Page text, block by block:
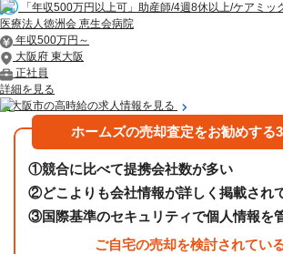
「年収500万円以上可」助産師/4週8休以上/ケアミッ
医療法人徳洲会 恵生会病院
年収500万円～
大阪府 東大阪
正社員
詳細を見る
東大阪市の高時給の求人情報を見る
ホームズの売却査定をお勧めする
①競合に比べて提携会社数が多い
②どこよりも会社情報が詳しく掲載され
③国際基準のセキュリティで個人情報を
ご自宅の売却を検討されてい